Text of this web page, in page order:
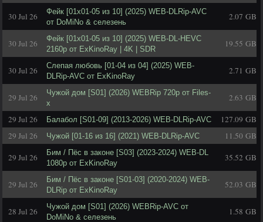
30 Jul 26
Фейк [01x01-05 из 10] (2025) WEB-DLRip-AVC
от DoMiNo & селезень
2.07 GB
30 Jul 26
Фейк [01х01-05 из 10] (2025) WEB-DL-HEVC
2160p от ExKinoRay | 4K | SDR
19.55 GB
30 Jul 26
Слепая любовь [01-04 из 04] (2025) WEB-
DLRip-AVC от ExKinoRay
2.71 GB
29 Jul 26
Чужой дом [S01] (2026) WEBRip 720p от Files-
x
2.63 GB
29 Jul 26 Балабол [S01-09] (2013-2026) WEB-DLRip-AVC
127.09 GB
29 Jul 26
Чужой [01-16 из 16] (2021) WEB-DLRip-AVC 11.50 GB
29 Jul 26
Бим / Пёс в законе [S03] (2023-2024) WEB-DL
1080p от ExKinoRay
35.52 GB
29 Jul 26
Бим / Пёс в законе [S01-03] (2020-2024) WEB-
DLRip от ExKinoRay
52.03 GB
28 Jul 26
Чужой дом [S01] (2026) WEBRip-AVC от
DoMiNo & селезень
1.58 GB